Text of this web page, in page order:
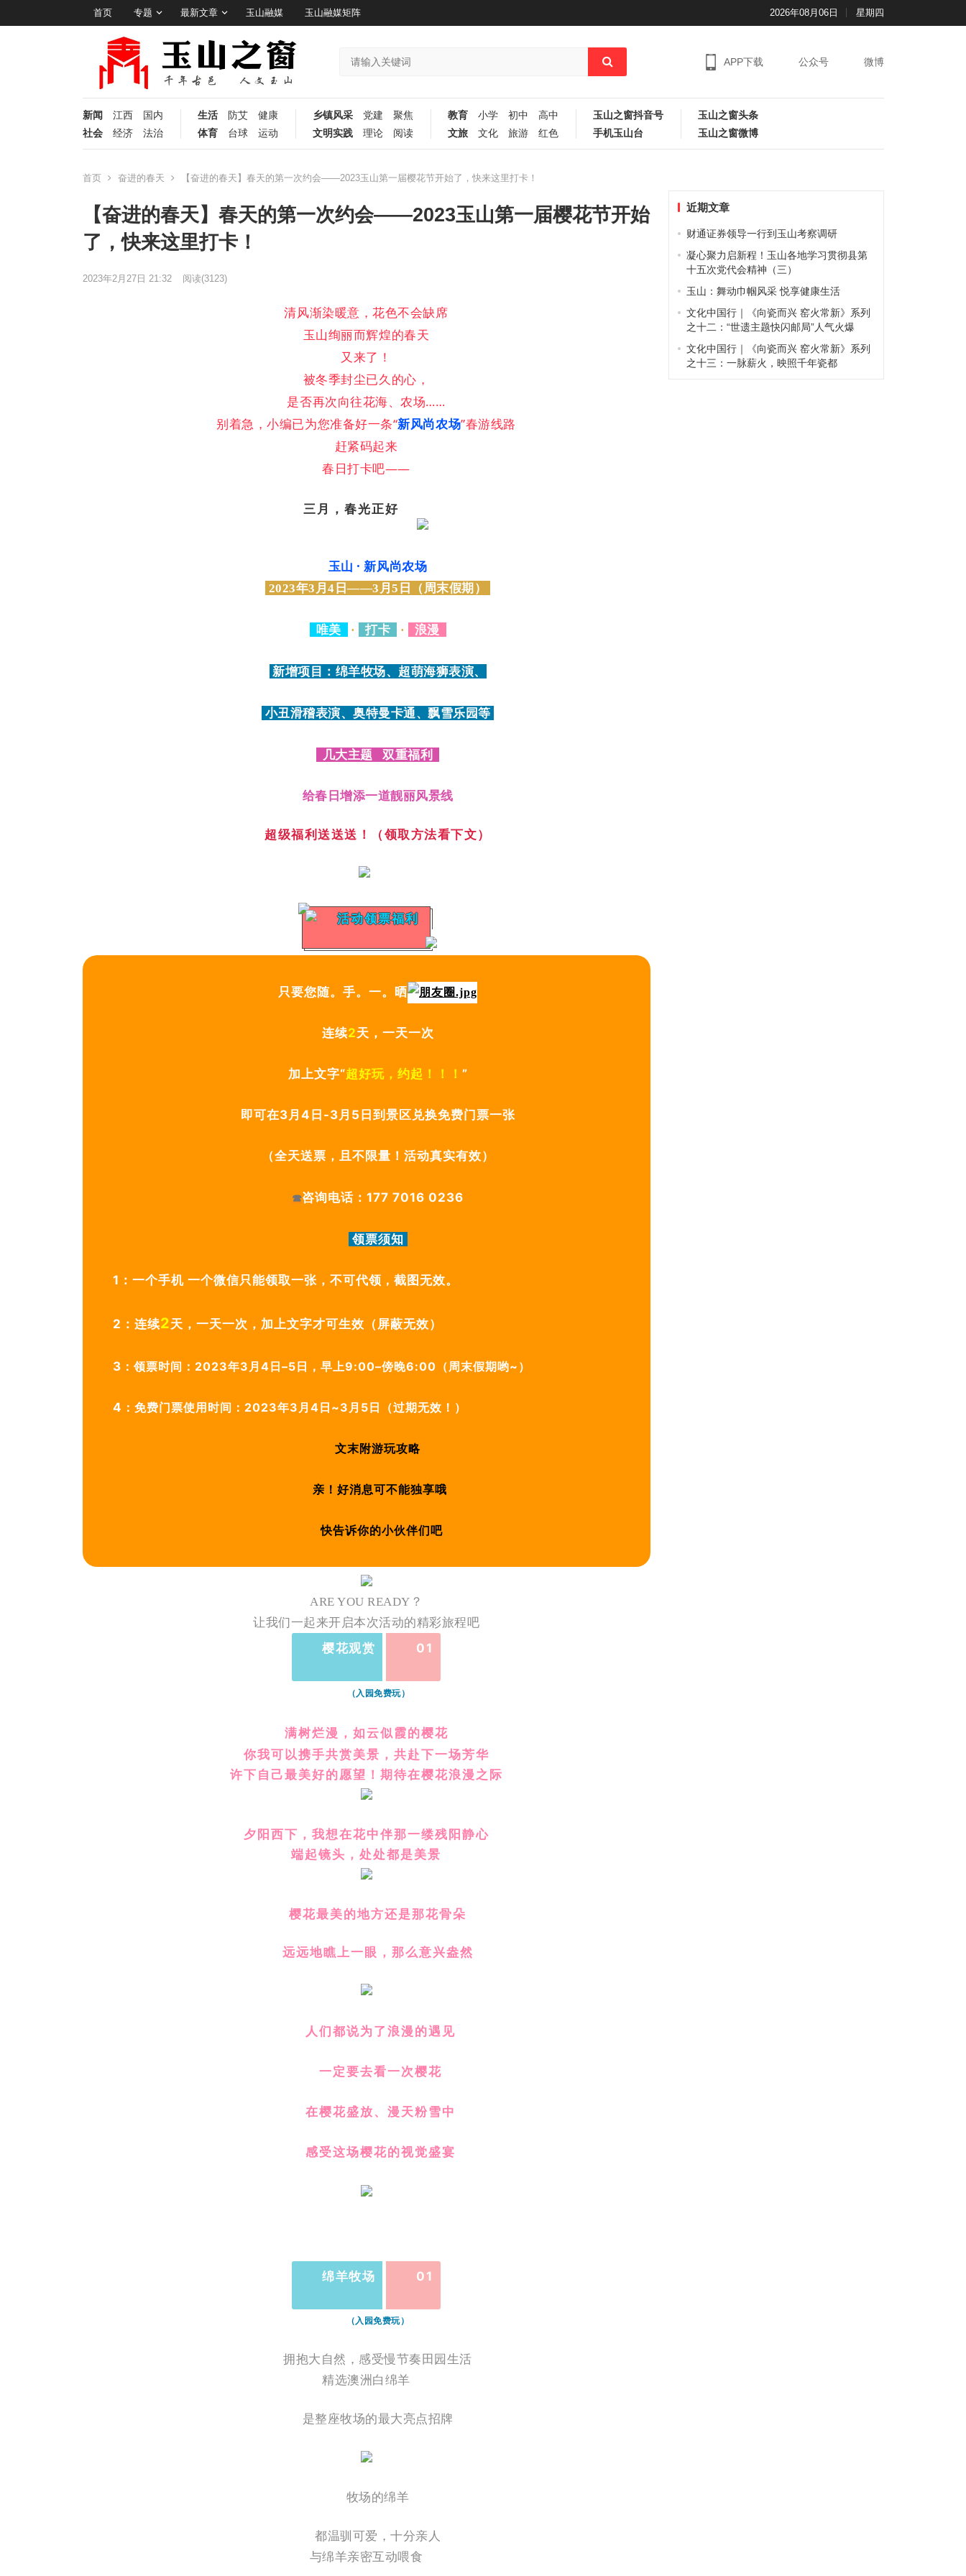
首页 专题 最新文章 玉山融媒 玉山融媒矩阵 2026年08月06日 星期四
APP下载 公众号 微博
新闻 江西
国内
社会
经济 法治
生活 防艾
健康
体育
台球 运动
乡镇风采 党建
聚焦
文明实践
理论 阅读
教育 小学 初中
高中
文旅
文化 旅游 红色
玉山之窗抖音号
手机玉山台
玉山之窗头条
玉山之窗微博
首页 奋进的春天 【奋进的春天】春天的第一次约会——2023玉山第一届樱花节开始了，快来这里打卡！
【奋进的春天】春天的第一次约会——2023玉山第一届樱花节开始
了，快来这里打卡！
2023年2月27日 21:32 阅读(3123)
清风渐染暖意，花色不会缺席
玉山绚丽而辉煌的春天
又来了！
被冬季封尘已久的心，
是否再次向往花海、农场……
别着急，小编已为您准备好一条“新风尚农场”春游线路
赶紧码起来
春日打卡吧——
三月，春光正好
玉山 · 新风尚农场
2023年3月4日——3月5日（周末假期）
唯美 · 打卡 · 浪漫
新增项目：绵羊牧场、超萌海狮表演、
小丑滑稽表演、奥特曼卡通、 飘雪乐园等
几大主题 双重福利
给春日增添一道靓丽风景线
超级福利送送送！（领取方法看下文）
活动领票福利
只要您随。手。一。晒
连续2天，一天一次
加上文字“超好玩，约起！！！ ”
即可在3月4日-3月5日到景区兑换免费门票一张
（全天送票，且不限量！活动真实有效）
☎咨询电话：177 7016 0236
领票须知
1：一个手机 一个微信只能领取一张，不可代领 ， 截图无效。
2：连续2天，一天一次，加上文字才可生效（屏蔽无效）
3 ：领票时间：2023年3月4日–5日，早上9:00–傍晚6:00（周末假期哟~）
4 ：免费门票使用时间：2023年3月4日~3月5日（过期无效！）
文末附游玩攻略
亲！好消息可不能独享哦
快告诉你的小伙伴们吧
ARE YOU READY？
让我们一起来开启本次活动的精彩旅程吧
樱花观赏 01
（入园免费玩）
满树烂漫，如云似霞的樱花
你我可以携手共赏美景，共赴下一场芳华
许下自己最美好的愿望！期待在樱花浪漫之际
夕阳西下，我想在花中伴那一缕残阳静心
端起镜头，处处都是美景
樱花最美的地方还是那花骨朵
远远地瞧上一眼，那么意兴盎然
人们都说为了浪漫的遇见
一定要去看一次樱花
在樱花盛放、 漫天粉雪中
感受这场樱花的视觉盛宴
绵羊牧场 01
（入园免费玩）
拥抱大自然，感受慢节奏田园生活
精选澳洲白绵羊
是整座牧场的最大亮点招牌
牧场的绵羊
都温驯可爱，十分亲人
与绵羊亲密互动喂食
近期文章
财通证券领导一行到玉山考察调研
凝心聚力启新程！玉山各地学习贯彻县第
十五次党代会精神（三）
玉山：舞动巾帼风采 悦享健康生活
文化中国行｜《向瓷而兴 窑火常新》系列
之十二：“世遗主题快闪邮局”人气火爆
文化中国行｜《向瓷而兴 窑火常新》系列
之十三：一脉薪火，映照千年瓷都